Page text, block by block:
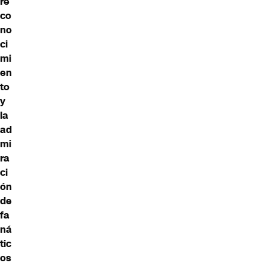
co
no
ci
mi
en
to
y
la
ad
mi
ra
ci
ón
de
fa
ná
tic
os